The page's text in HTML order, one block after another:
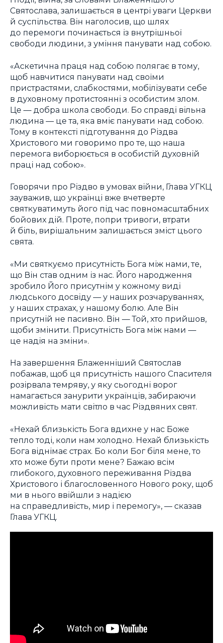
Святослава, залишається в центрі уваги Церкви
й суспільства. Він наголосив, що шлях
до перемоги починається із внутрішньої
свободи людини, з уміння панувати над собою.
«Аскетична праця над собою полягає в тому,
щоб навчитися панувати над своїми
пристрастями, слабкостями, мобілізувати себе
в духовному протистоянні з особистим злом.
Це — добра школа свободи. Бо справді вільна
людина — це та, яка вміє панувати над собою.
Тому в контексті підготування до Різдва
Христового ми говоримо про те, що наша
перемога виборюється в особистій духовній
праці над собою».
Говорячи про Різдво в умовах війни, Глава УГКЦ
зауважив, що українці вже вчетверте
святкуватимуть його під час повномасштабних
бойових дій. Проте, попри тривоги, втрати
й біль, вирішальним залишається зміст цього
свята.
«Ми святкуємо присутність Бога між нами, те,
що Він став одним із нас. Його народження
зробило Його присутнім у кожному виді
людського досвіду — у наших розчаруваннях,
у наших страхах, у нашому болю. Але Він
присутній не пасивно. Він — Той, хто прийшов,
щоби змінити. Присутність Бога між нами —
це надія на зміни».
На завершення Блаженніший Святослав
побажав, щоб ця присутність нашого Спасителя
розірвала темряву, у яку сьогодні ворог
намагається занурити українців, забираючи
можливість мати світло в час Різдвяних свят.
«Нехай близькість Бога вдихне у нас Боже
тепло тоді, коли нам холодно. Нехай близькість
Бога віднімає страх. Бо коли Бог біля мене, то
хто може бути проти мене? Бажаю всім
глибокого, духовного переживання Різдва
Христового і благословенного Нового року, щоб
ми в нього ввійшли з надією
на справедливість, мир і перемогу», — сказав
Глава УГКЦ.